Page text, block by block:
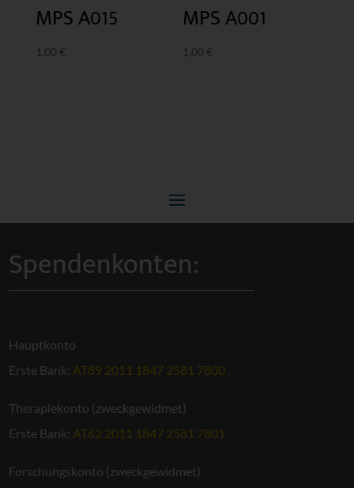
MPS A015
1,00 €
MPS A001
1,00 €
Spendenkonten:
Hauptkonto
Erste Bank: AT89 2011 1847 2581 7800
Therapiekonto (zweckgewidmet)
Erste Bank: AT62 2011 1847 2581 7801
Forschungskonto (zweckgewidmet)